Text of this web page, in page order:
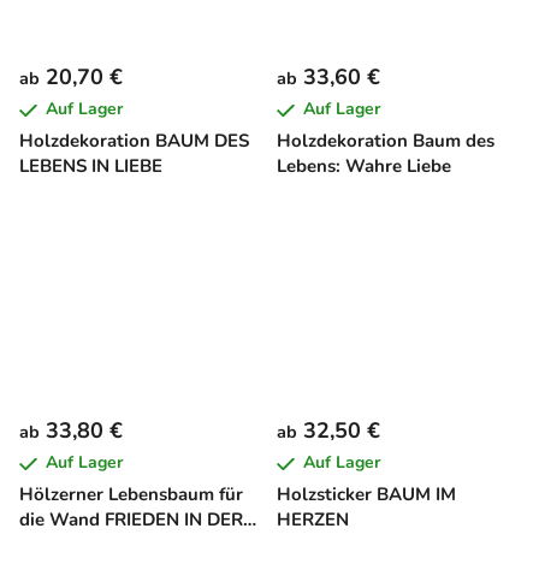
Holzdekoration BAUM DES
LEBENS IN LIEBE
ab 20,70 €
Auf Lager
Holzdekoration Baum des
Lebens: Wahre Liebe
ab 33,60 €
Auf Lager
Hölzerner Lebensbaum für
die Wand FRIEDEN IN DER
ab 33,80 €
Auf Lager
Holzsticker BAUM IM
HERZEN
ab 32,50 €
Auf Lager